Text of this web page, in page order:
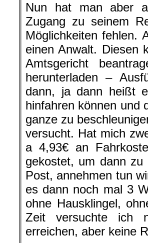
Nun hat man aber
Zugang zu seinem
Möglichkeiten fehlen.
einen Anwalt. Diesen
Amtsgericht
herunterladen –
dann, ja dann heißt
hinfahren können und
ganze zu
versucht. Hat mich
a 4,93€ an
gekostet, um dann
Post, annehmen tun
es dann noch mal 3
ohne Hausklingel,
Zeit versuchte ich
erreichen, aber keine